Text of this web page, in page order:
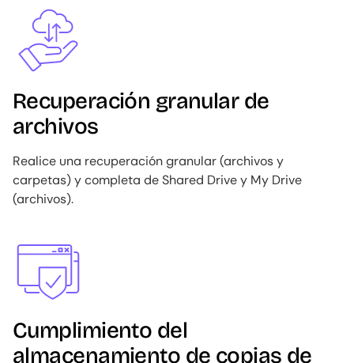
Image
Recuperación granular de
archivos
Realice una recuperación granular (archivos y
carpetas) y completa de Shared Drive y My Drive
(archivos).
Image
Cumplimiento del
almacenamiento de copias de